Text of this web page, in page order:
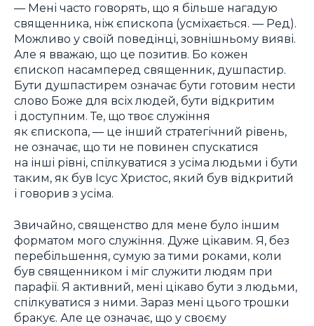
— Мені часто говорять, що я більше нагадую
священника, ніж єпископа (усміхається. — Ред).
Можливо у своїй поведінці, зовнішньому вияві.
Але я вважаю, що це позитив. Бо кожен
єпископ насамперед священник, душпастир.
Бути душпастирем означає бути готовим нести
слово Боже для всіх людей, бути відкритим
і доступним. Те, що твоє служіння
як єпископа, — це інший стратегічний рівень,
не означає, що ти не повинен спускатися
на інші рівні, спілкуватися з усіма людьми і бути
таким, як був Ісус Христос, який був відкритий
і говорив з усіма.
Звичайно, священство для мене було іншим
форматом мого служіння. Дуже цікавим. Я, без
перебільшення, сумую за тими роками, коли
був священником і міг служити людям при
парафії. Я активний, мені цікаво бути з людьми,
спілкуватися з ними. Зараз мені цього трошки
бракує. Але це означає, що у своєму